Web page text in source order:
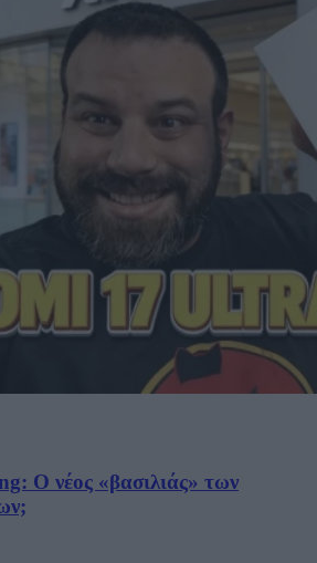
Ο νέος «βασιλιάς» των